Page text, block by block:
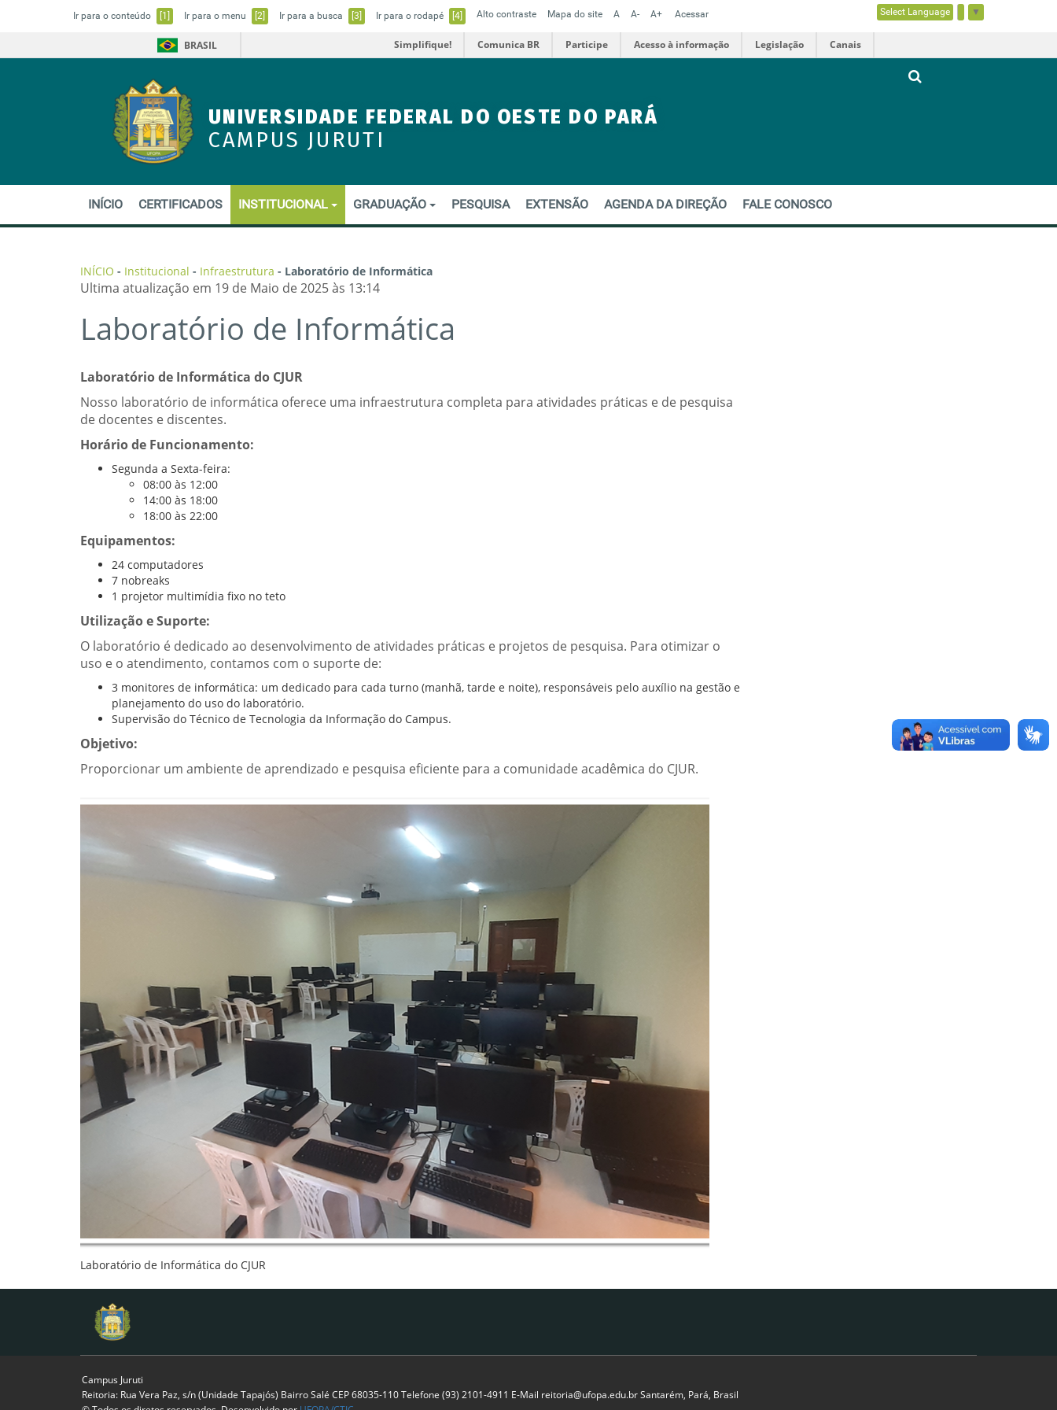
Ir para o conteúdo [1] Ir para o menu [2] Ir para a busca [3] Ir para o rodapé [4] Alto contraste Mapa do site A A- A+ Acessar Select Language ▼
BRASIL Simplifique! Comunica BR Participe Acesso à informação Legislação Canais
UNIVERSIDADE FEDERAL DO OESTE DO PARÁ
CAMPUS JURUTI
INÍCIO CERTIFICADOS INSTITUCIONAL GRADUAÇÃO PESQUISA EXTENSÃO AGENDA DA DIREÇÃO FALE CONOSCO
INÍCIO - Institucional - Infraestrutura - Laboratório de Informática
Ultima atualização em 19 de Maio de 2025 às 13:14
Laboratório de Informática
Laboratório de Informática do CJUR
Nosso laboratório de informática oferece uma infraestrutura completa para atividades práticas e de pesquisa
de docentes e discentes.
Horário de Funcionamento:
Segunda a Sexta-feira:
08:00 às 12:00
14:00 às 18:00
18:00 às 22:00
Equipamentos:
24 computadores
7 nobreaks
1 projetor multimídia fixo no teto
Utilização e Suporte:
O laboratório é dedicado ao desenvolvimento de atividades práticas e projetos de pesquisa. Para otimizar o
uso e o atendimento, contamos com o suporte de:
3 monitores de informática: um dedicado para cada turno (manhã, tarde e noite), responsáveis pelo auxílio na gestão e
planejamento do uso do laboratório.
Supervisão do Técnico de Tecnologia da Informação do Campus.
Objetivo:
Proporcionar um ambiente de aprendizado e pesquisa eficiente para a comunidade acadêmica do CJUR.
Laboratório de Informática do CJUR
Campus Juruti
Reitoria: Rua Vera Paz, s/n (Unidade Tapajós) Bairro Salé CEP 68035-110 Telefone (93) 2101-4911 E-Mail reitoria@ufopa.edu.br Santarém, Pará, Brasil